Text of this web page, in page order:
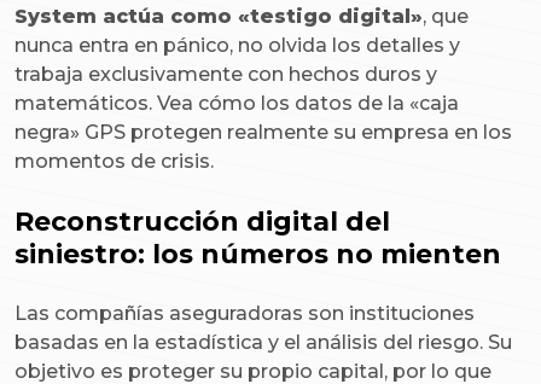
System actúa como «testigo digital», que
nunca entra en pánico, no olvida los detalles y
trabaja exclusivamente con hechos duros y
matemáticos. Vea cómo los datos de la «caja
negra» GPS protegen realmente su empresa en los
momentos de crisis.
Reconstrucción digital del
siniestro: los números no mienten
Las compañías aseguradoras son instituciones
basadas en la estadística y el análisis del riesgo. Su
objetivo es proteger su propio capital, por lo que